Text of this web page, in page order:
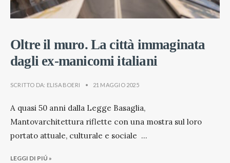
Oltre il muro. La città immaginata
dagli ex-manicomi italiani
SCRITTO DA: ELISA BOERI • 21 MAGGIO 2025
A quasi 50 anni dalla Legge Basaglia,
Mantovarchitettura riflette con una mostra sul loro
portato attuale, culturale e sociale ...
LEGGI DI PIÚ »